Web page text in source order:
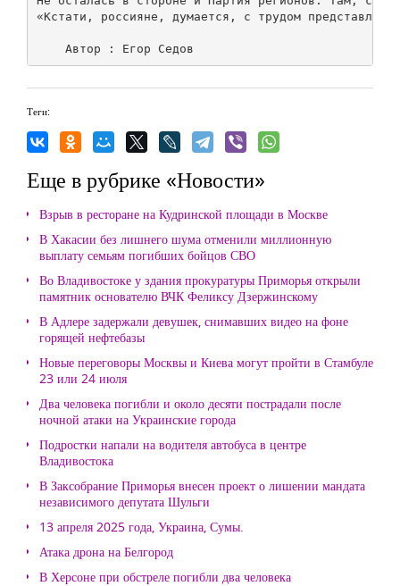
«Кстати, россияне, думается, с трудом
Теги:
Еще в рубрике «Новости»
Взрыв в ресторане на Кудринской площади в Москве
В Хакасии без лишнего шума отменили миллионную
выплату семьям погибших бойцов СВО
Во Владивостоке у здания прокуратуры Приморья открыли
памятник основателю ВЧК Феликсу Дзержинскому
В Адлере задержали девушек, снимавших видео на фоне
горящей нефтебазы
Новые переговоры Москвы и Киева могут пройти в Стамбуле
23 или 24 июля
Два человека погибли и около десяти пострадали после
ночной атаки на Украинские города
Подростки напали на водителя автобуса в центре
Владивостока
В Заксобрание Приморья внесен проект о лишении мандата
независимого депутата Шульги
13 апреля 2025 года, Украина, Сумы.
Атака дрона на Белгород
В Херсоне при обстреле погибли два человека